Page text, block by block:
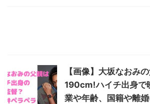
【画像】大坂なおみ
190cm!ハイチ出身で
業や年齢、国籍や離